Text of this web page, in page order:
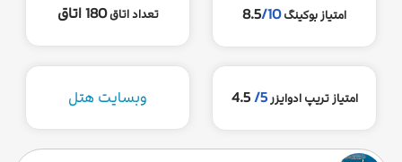
امتیاز بوکینگ 8.5/10 تعداد اتاق180 اتاق
امتیاز تریپ ادوایزر5/
4.5 وبسایت هتل